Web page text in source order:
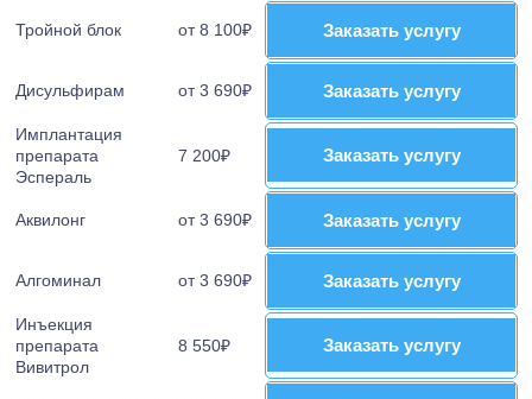
Тройной блок от 8 100₽ Заказать услугу
Заказать услугу
Дисульфирам от 3 690₽ Заказать услугу
Заказать услугу
Имплантация
препарата
Эспераль
7 200₽ Заказать услугу
Заказать услугу
Аквилонг от 3 690₽ Заказать услугу
Заказать услугу
Алгоминал от 3 690₽ Заказать услугу
Заказать услугу
Инъекция
препарата
Вивитрол
8 550₽ Заказать услугу
Заказать услугу